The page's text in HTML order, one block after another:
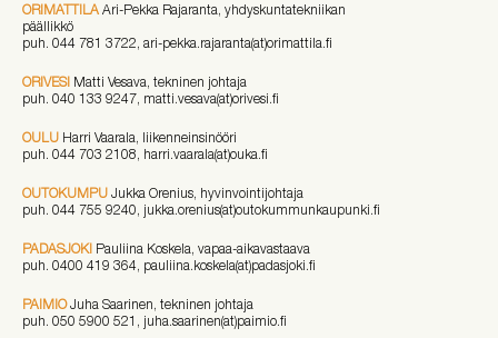
ORIMATTILA Ari-Pekka Rajaranta, yhdyskuntatekniikan
päällikkö
puh. 044 781 3722, ari-pekka.rajaranta(at)orimattila.fi
ORIVESI Matti Vesava, tekninen johtaja
puh. 040 133 9247, matti.vesava(at)orivesi.fi
OULU Harri Vaarala, liikenneinsinööri
puh. 044 703 2108, harri.vaarala(at)ouka.fi
OUTOKUMPU Jukka Orenius, hyvinvointijohtaja
puh. 044 755 9240, jukka.orenius(at)outokummunkaupunki.fi
PADASJOKI Pauliina Koskela, vapaa-aikavastaava
puh. 0400 419 364, pauliina.koskela(at)padasjoki.fi
PAIMIO Juha Saarinen, tekninen johtaja
puh. 050 5900 521, juha.saarinen(at)paimio.fi